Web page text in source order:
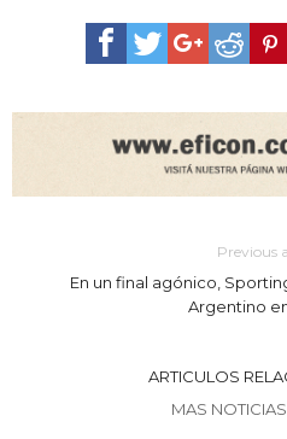
Previous
En un final agónico,
Argentino
ARTICULOS
MAS